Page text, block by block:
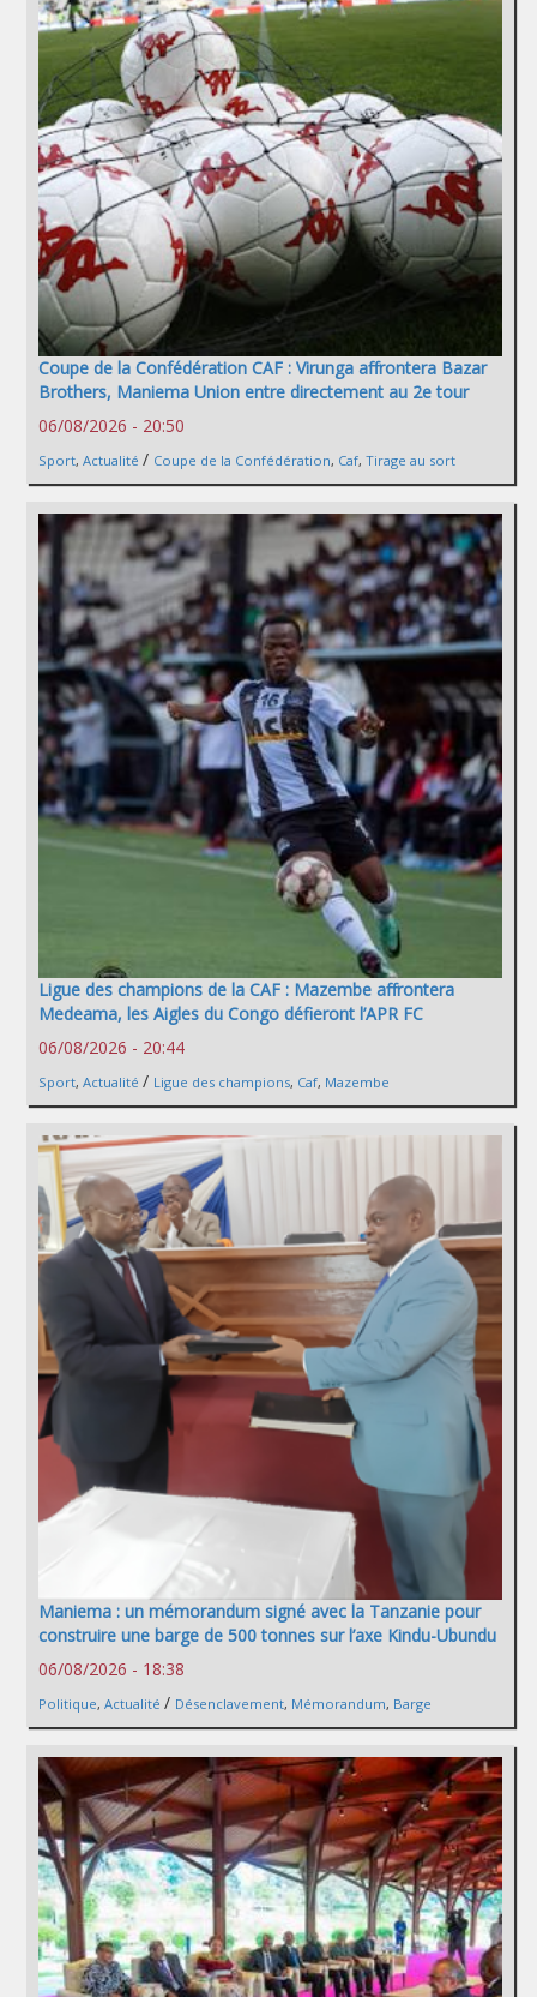
Coupe de la Confédération CAF : Virunga affrontera Bazar
Brothers, Maniema Union entre directement au 2e tour
06/08/2026 - 20:50
Sport, Actualité / Coupe de la Confédération, Caf, Tirage au sort
Ligue des champions de la CAF : Mazembe affrontera
Medeama, les Aigles du Congo défieront l’APR FC
06/08/2026 - 20:44
Sport, Actualité / Ligue des champions, Caf, Mazembe
Maniema : un mémorandum signé avec la Tanzanie pour
construire une barge de 500 tonnes sur l’axe Kindu-Ubundu
06/08/2026 - 18:38
Politique, Actualité / Désenclavement, Mémorandum, Barge